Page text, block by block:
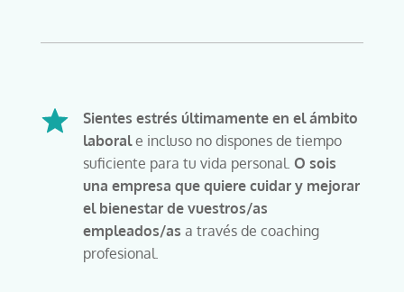
Sientes estrés últimamente en el ámbito
laborale incluso no dispones de tiempo
suficiente para tu vida personal. O sois
una empresa que quiere cuidar y mejorar
el bienestar de vuestros/as
empleados/as a través de coaching
profesional.